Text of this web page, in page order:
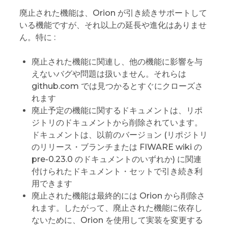
廃止された機能は、Orion が引き続きサポートして
いる機能ですが、それ以上の延長や進化はありませ
ん。特に :
廃止された機能に関連し、他の機能に影響を与
えないバグや問題は扱いません。それらは
github.com では見つかるとすぐにクローズさ
れます
廃止予定の機能に関するドキュメントは、リポ
ジトリのドキュメントから削除されています。
ドキュメントは、以前のバージョン (リポジトリ
のリリース・ブランチまたは FIWARE wiki の
pre-0.23.0 のドキュメントのいずれか) に関連
付けられたドキュメント・セットで引き続き利
用できます
廃止された機能は最終的には Orion から削除さ
れます。したがって、廃止された機能に依存し
ないために、Orion を使用して実装を変更する